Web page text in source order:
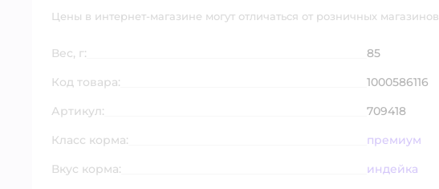
Цены в интернет-магазине могут отличаться от розничных магазинов.
Вес, г:
85
Код товара:
1000586116
Артикул:
709418
Класс корма:
премиум
Вкус корма:
индейка